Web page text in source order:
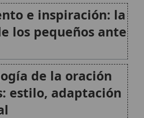
estilo, adaptación
de
la noche con los
Evangelio y los
a Wikitólica
recurso privado de referencia sin
al Catecismo, a la Sagrada